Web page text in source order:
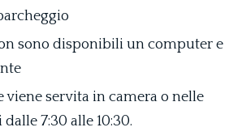
sono disponibili un computer e
viene servita in camera o nelle
7:30 alle 10:30.